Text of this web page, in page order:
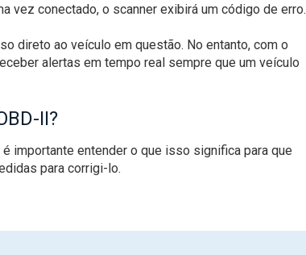
vez conectado, o scanner exibirá um código de erro.
direto ao veículo em questão. No entanto, com o
alertas em tempo real sempre que um veículo
II?
importante entender o que isso significa para que
para corrigi-lo.